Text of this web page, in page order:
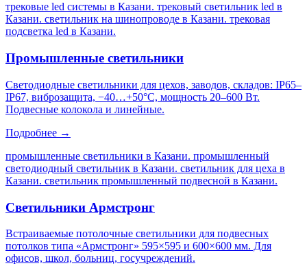
трековые led системы в Казани. трековый светильник led в
Казани. светильник на шинопроводе в Казани. трековая
подсветка led в Казани.
Промышленные светильники
Светодиодные светильники для цехов, заводов, складов: IP65–
IP67, виброзащита, −40…+50°C, мощность 20–600 Вт.
Подвесные колокола и линейные.
Подробнее →
промышленные светильники в Казани. промышленный
светодиодный светильник в Казани. светильник для цеха в
Казани. светильник промышленный подвесной в Казани.
Светильники Армстронг
Встраиваемые потолочные светильники для подвесных
потолков типа «Армстронг» 595×595 и 600×600 мм. Для
офисов, школ, больниц, госучреждений.